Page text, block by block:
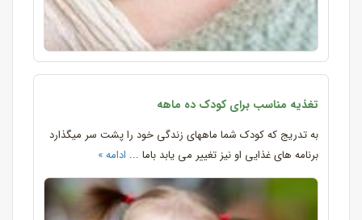
تغذیه مناسب برای کودک ده ماهه
به تدریج که کودک شما ماههای زندگی خود را پشت سر میگذارد
برنامه های غذایی او نیز تغییر می یابد باما ... ادامه »